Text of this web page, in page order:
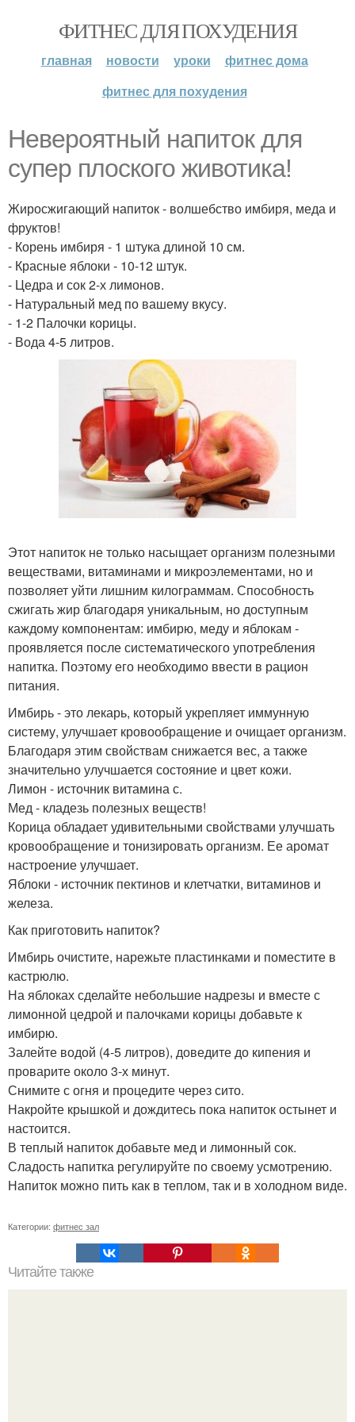
ФИТНЕС ДЛЯ ПОХУДЕНИЯ
главная новости уроки
фитнес дома
фитнес для похудения
Невероятный напиток для
супер плоского животика!
Жиросжигающий напиток - волшебство имбиря, меда и
фруктов!
- Корень имбиря - 1 штука длиной 10 см.
- Красные яблоки - 10-12 штук.
- Цедра и сок 2-х лимонов.
- Натуральный мед по вашему вкусу.
- 1-2 Палочки корицы.
- Вода 4-5 литров.
Этот напиток не только насыщает организм полезными
веществами, витаминами и микроэлементами, но и
позволяет уйти лишним килограммам. Способность
сжигать жир благодаря уникальным, но доступным
каждому компонентам: имбирю, меду и яблокам -
проявляется после систематического употребления
напитка. Поэтому его необходимо ввести в рацион
питания.
Имбирь - это лекарь, который укрепляет иммунную
систему, улучшает кровообращение и очищает организм.
Благодаря этим свойствам снижается вес, а также
значительно улучшается состояние и цвет кожи.
Лимон - источник витамина с.
Мед - кладезь полезных веществ!
Корица обладает удивительными свойствами улучшать
кровообращение и тонизировать организм. Ее аромат
настроение улучшает.
Яблоки - источник пектинов и клетчатки, витаминов и
железа.
Как приготовить напиток?
Имбирь очистите, нарежьте пластинками и поместите в
кастрюлю.
На яблоках сделайте небольшие надрезы и вместе с
лимонной цедрой и палочками корицы добавьте к
имбирю.
Залейте водой (4-5 литров), доведите до кипения и
проварите около 3-х минут.
Снимите с огня и процедите через сито.
Накройте крышкой и дождитесь пока напиток остынет и
настоится.
В теплый напиток добавьте мед и лимонный сок.
Сладость напитка регулируйте по своему усмотрению.
Напиток можно пить как в теплом, так и в холодном виде.
Категории: фитнес зал
Читайте также